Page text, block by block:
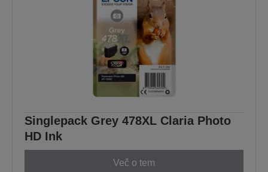
Singlepack Grey 478XL Claria Photo
HD Ink
Več o tem